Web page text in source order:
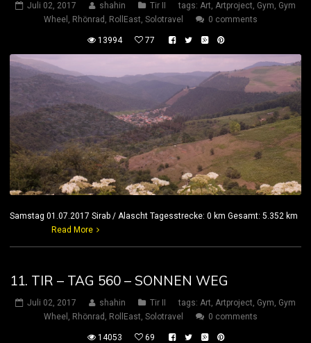
Juli 02, 2017 shahin Tir II tags: Art, Artproject, Gym, Gym
Wheel , Rhönrad , RollEast, Solotravel 0 comments
13994 77
Samstag 01.07.2017 Sirab / Alascht Tagesstrecke: 0 km Gesamt: 5.352 km
Read More
11. TIR – TAG 560 – SONNEN WEG
Juli 02, 2017 shahin Tir II tags: Art Artproject Gym Gym
Wheel
Rhönrad RollEast Solotravel 0 comments
14053 69